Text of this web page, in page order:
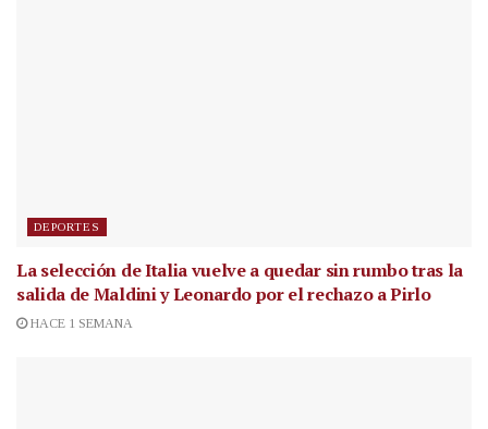
DEPORTES
La selección de Italia vuelve a quedar sin rumbo tras la
salida de Maldini y Leonardo por el rechazo a Pirlo
HACE 1 SEMANA